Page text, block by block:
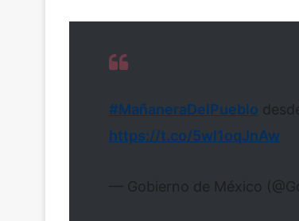
#MañaneraDelPueblo
https://t.co/5wl1oqJnAw
— Gobierno de México